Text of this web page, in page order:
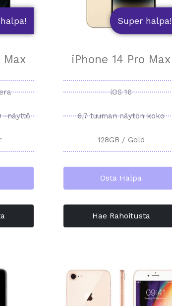
Max
-näyttö
Super halpa!
iPhone 14 Pro Max
iOS 16
6,7 tuuman näytön koko
128GB / Gold
Osta Halpa
Hae Rahoitusta